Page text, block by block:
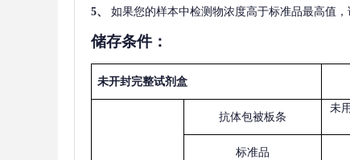
5、 如果您的样本中检测物浓度高于标准品最高值，
储存条件：
未开封完整试剂盒
抗体包被板条
未
标准品